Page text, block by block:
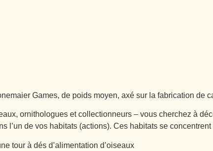
Games, de poids moyen, axé sur la fabrication de
ornithologues et collectionneurs – vous cherchez à
l’un de vos habitats (actions). Ces habitats se
tour à dés d’alimentation d’oiseaux